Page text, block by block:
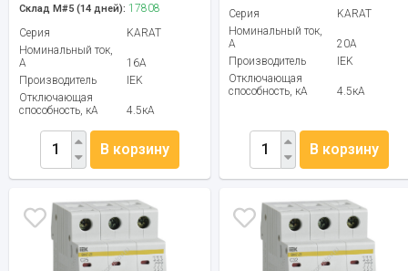
Склад М#5 (14 дней): 17808
Серия
KARAT
Номинальный ток,
А
16А
Производитель
IEK
Отключающая
способность, кА
4.5кА
В корзину
Серия
KARAT
Номинальный ток,
А
20А
Производитель
IEK
Отключающая
способность, кА
4.5кА
В корзину